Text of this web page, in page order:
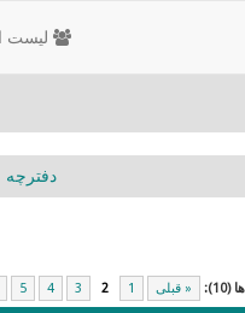
لیست
دفترچه
« قبلی 1
2
3
4
5